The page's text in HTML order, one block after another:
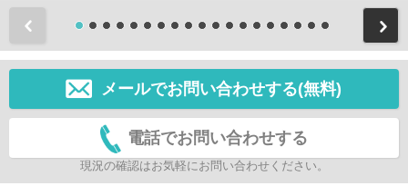
メールでお問い合わせする(無料)
電話でお問い合わせする
現況の確認はお気軽にお問い合わせください。